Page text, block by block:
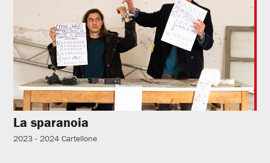
La sparanoia
2023 - 2024 Cartellone